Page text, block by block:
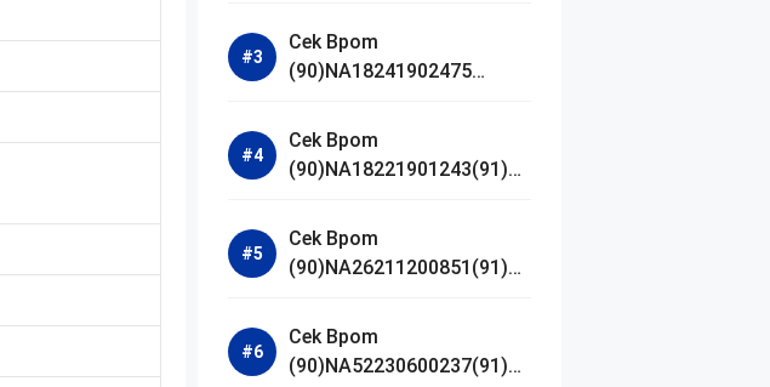
Acne Calm Micellar Water
Cek Bpom
(90)NA18241902475
Cek Bpom
(90)NA18221901243(91)25
Serum
Cek Bpom
(90)NA26211200851(91)24
Madagascar Centella
Ampoule Foam
Cek Bpom
(90)NA52230600237(91)09